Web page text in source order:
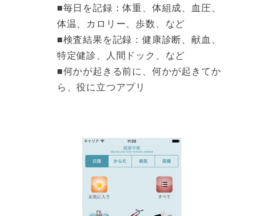
■毎日を記録：体重、体組成、血圧、
体温、カロリー、歩数、など
■検査結果を記録：健康診断、献血、
特定健診、人間ドック、など
■何かが起きる前に、何かが起きてか
ら、役に立つアプリ